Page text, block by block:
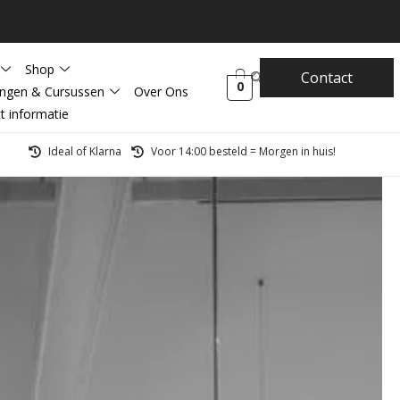
Shop
& Cursussen
Over Ons
informatie
0 Contact
Ideal of Klarna Voor 14:00 besteld = Morgen in huis!